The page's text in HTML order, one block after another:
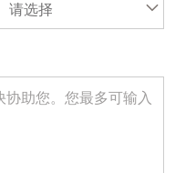
请选择